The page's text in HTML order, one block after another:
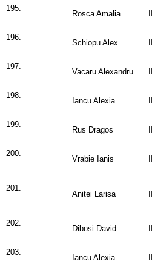
195.
Rosca Amalia
196.
Schiopu Alex
197.
Vacaru Alexandru
198.
Iancu Alexia
199.
Rus Dragos
200.
Vrabie Ianis
201.
Anitei Larisa
202.
Dibosi David
203.
Iancu Alexia